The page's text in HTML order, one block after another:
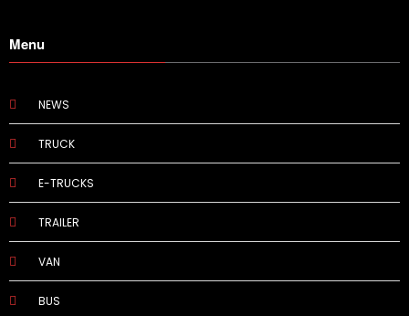
TRUCK
E-TRUCKS
TRAILER
VAN
BUS